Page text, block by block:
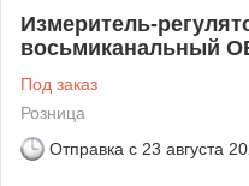
Измеритель-
восьмиканальный
Под заказ
Розница
Отправка с 23 августа